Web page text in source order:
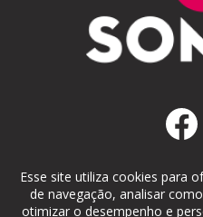
Esse site utiliza cookies para
de navegação, analisar
otimizar o desempenho e